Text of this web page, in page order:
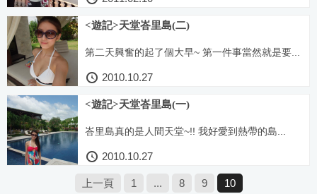
<遊記>天堂峇里島(二)
第二天興奮的起了個大早~ 第一件事當然就是要...
2010.10.27
<遊記>天堂峇里島(一)
峇里島真的是人間天堂~!! 我好愛到熱帶的島...
2010.10.27
上一頁 1 ... 8 9 10